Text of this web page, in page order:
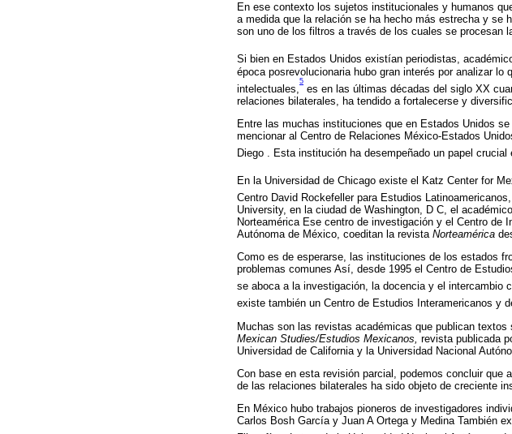
En ese contexto los sujetos institucionales y humanos
a medida que la relación se ha hecho más estrecha y se
son uno de los filtros a través de los cuales se procesan
Si bien en Estados Unidos existían periodistas,
época posrevolucionaria hubo gran interés por analizar
intelectuales,
5
es en las últimas décadas del siglo XX
relaciones bilaterales, ha tendido a fortalecerse y
Entre las muchas instituciones que en Estados Unidos
mencionar al Centro de Relaciones México-Estados
Diego . Esta institución ha desempeñado un papel
En la Universidad de Chicago existe el Katz Center for
Centro David Rockefeller para Estudios
University, en la ciudad de Washington, D C, el
Norteamérica Ese centro de investigación y el Centro de
Autónoma de México, coeditan la revista Norteamérica
Como es de esperarse, las instituciones de los estados
problemas comunes Así, desde 1995 el Centro de
se aboca a la investigación, la docencia y el intercambio
existe también un Centro de Estudios Interamericanos y
Muchas son las revistas académicas que publican
Mexican Studies/Estudios Mexicanos, revista publicada
Universidad de California y la Universidad Nacional
Con base en esta revisión parcial, podemos concluir que
de las relaciones bilaterales ha sido objeto de creciente
En México hubo trabajos pioneros de investigadores
Carlos Bosh García y Juan A Ortega y Medina También